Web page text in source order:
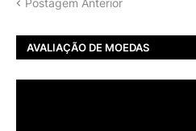
Postagem Anterior
AVALIAÇÃO DE MOEDAS